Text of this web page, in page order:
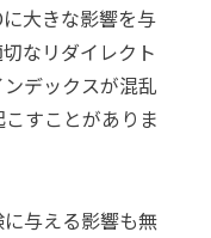
大きな影響を与
なリダイレクト
デックスが混乱
すことがありま
与える影響も無